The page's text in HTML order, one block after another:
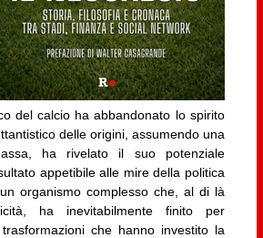
del calcio ha abbandonato lo spirito
delle origini, assumendo una
ha rivelato il suo potenziale
appetibile alle mire della politica
organismo complesso che, al di là
ha inevitabilmente finito per
che hanno investito la